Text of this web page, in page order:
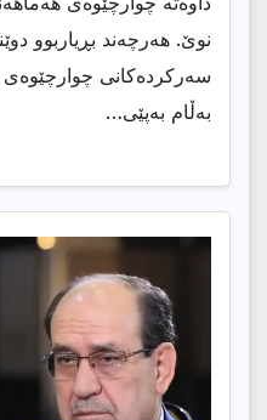
نوێ. هەرچەند بڕیاربوو
سەركردەكانی
بەڵام بەپێی…